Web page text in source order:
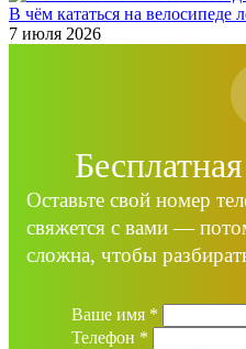
В чём кататься на велосипеде
7 июля 2026
Оставьте свой номер
свяжется с вами —
сложна, чтобы
Ваше имя *
Телефон *